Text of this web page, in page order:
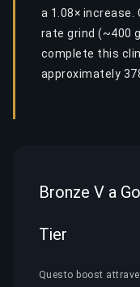
a 1.08× increase.
rate grind (~400
complete this
approximately
Bronze V a
Tier
Questo boost